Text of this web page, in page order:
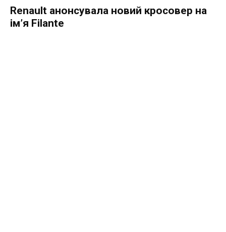
Renault анонсувала новий кросовер на
ім’я Filante